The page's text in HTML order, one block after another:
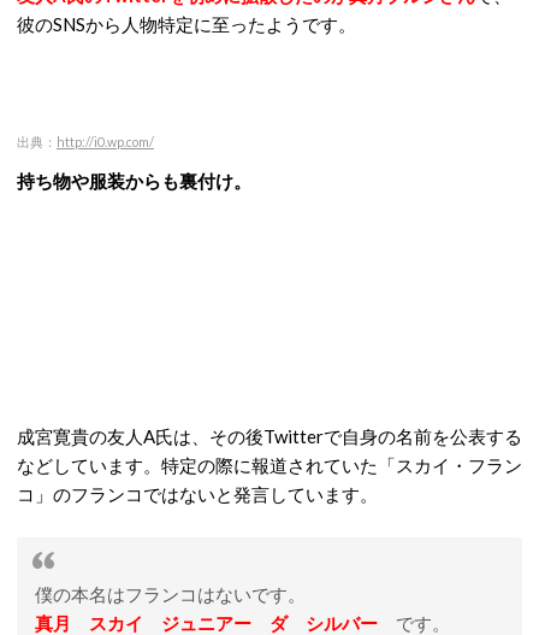
彼のSNSから人物特定に至ったようです。
出典： http://i0.wp.com/
持ち物や服装からも裏付け。
成宮寛貴の友人A氏は、その後Twitterで自身の名前を公表する
などしています。特定の際に報道されていた「スカイ・フラン
コ」のフランコではないと発言しています。
僕の本名はフランコはないです。
真月 スカイ ジュニアー ダ シルバー です。